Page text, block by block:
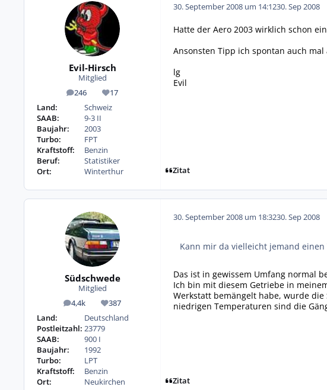
Evil-Hirsch
Mitglied
246
Beiträge 17
Reputation
Land:
Schweiz
SAAB:
9-3 II
Baujahr:
2003
Turbo:
FPT
Kraftstoff:
Benzin
Beruf:
Statistiker
Ort:
Winterthur
30. September 2008 um 14:1230. Sep 2008
Hatte der Aero 2003 wirklich schon
Ansonsten Tipp ich spontan auch
lg
Evil
Zitat
Südschwede
Mitglied
4,4k
Beiträge 387
Reputation
Land:
Deutschland
Postleitzahl: 23779
SAAB:
900 I
Baujahr:
1992
Turbo:
LPT
Kraftstoff:
Benzin
Ort:
Neukirchen
30. September 2008 um 18:3230. Sep 2008
Kann mir da vielleicht jemand
Das ist in gewissem Umfang normal
Ich bin mit diesem Getriebe in
Werkstatt bemängelt habe, wurde
niedrigen Temperaturen sind die
Zitat